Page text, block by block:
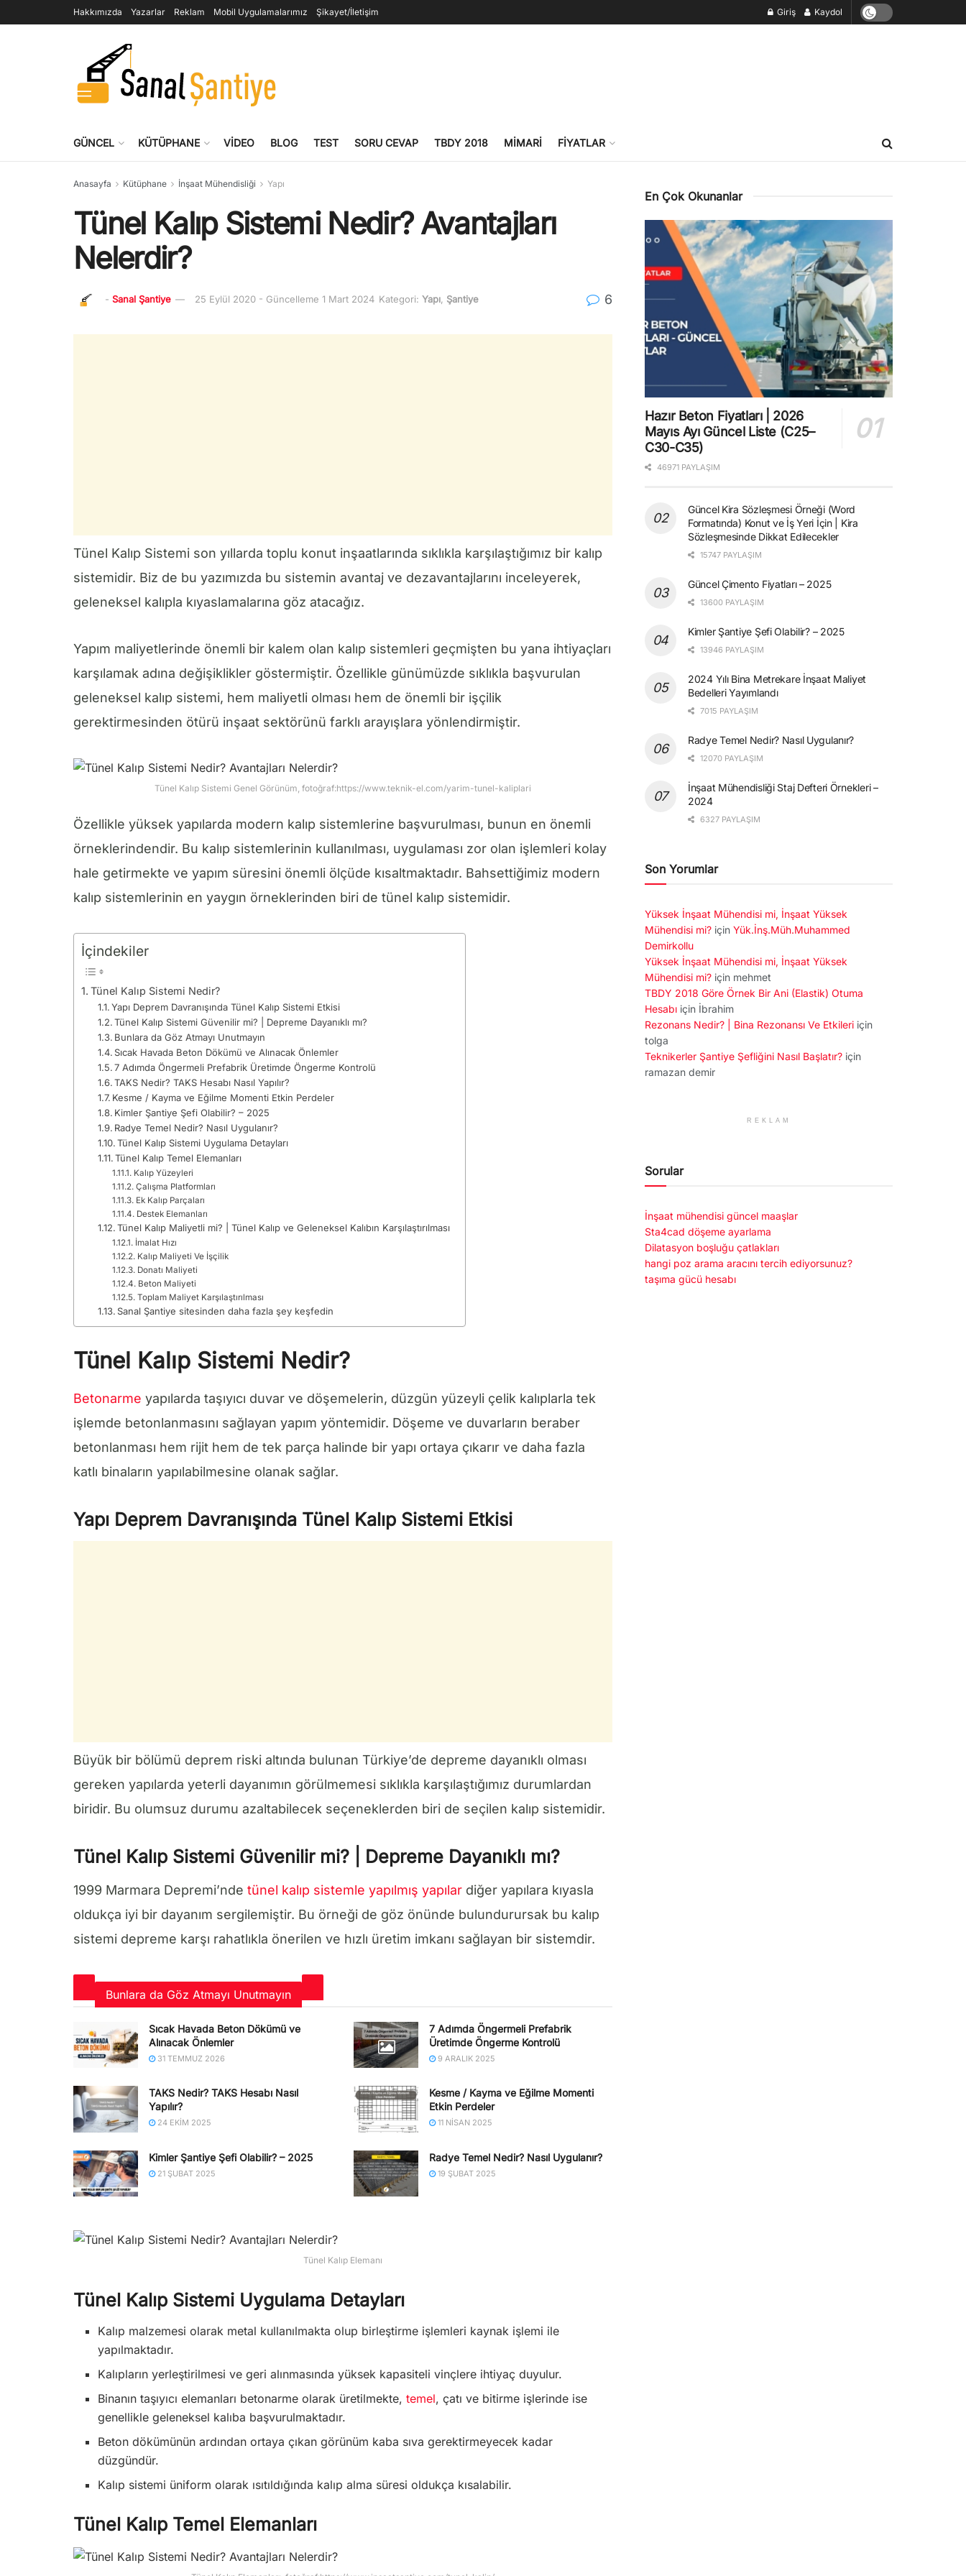
Hakkımızda Yazarlar Reklam Mobil Uygulamalarımız Şikayet/İletişim Giriş Kaydol
GÜNCEL KÜTÜPHANE VIDEO BLOG TEST SORU CEVAP TBDY 2018 MIMARI FIYATLAR
Anasayfa Kütüphane İnşaat Mühendisliği Yapı
Tünel Kalıp Sistemi Nedir? Avantajları
Nelerdir?
- Sanal Şantiye 25 Eylül 2020 - Güncelleme 1 Mart 2024 Kategori: Yapı, Şantiye 6
Tünel Kalıp Sistemi son yıllarda toplu konut inşaatlarında sıklıkla karşılaştığımız bir kalıp
sistemidir. Biz de bu yazımızda bu sistemin avantaj ve dezavantajlarını inceleyerek,
geleneksel kalıpla kıyaslamalarına göz atacağız.
Yapım maliyetlerinde önemli bir kalem olan kalıp sistemleri geçmişten bu yana ihtiyaçları
karşılamak adına değişiklikler göstermiştir. Özellikle günümüzde sıklıkla başvurulan
geleneksel kalıp sistemi, hem maliyetli olması hem de önemli bir işçilik
gerektirmesinden ötürü inşaat sektörünü farklı arayışlara yönlendirmiştir.
Tünel Kalıp Sistemi Genel Görünüm, fotoğraf:https://www.teknik-el.com/yarim-tunel-kaliplari
Özellikle yüksek yapılarda modern kalıp sistemlerine başvurulması, bunun en önemli
örneklerindendir. Bu kalıp sistemlerinin kullanılması, uygulaması zor olan işlemleri kolay
hale getirmekte ve yapım süresini önemli ölçüde kısaltmaktadır. Bahsettiğimiz modern
kalıp sistemlerinin en yaygın örneklerinden biri de tünel kalıp sistemidir.
İçindekiler
Tünel Kalıp Sistemi Nedir?
Yapı Deprem Davranışında Tünel Kalıp Sistemi Etkisi
Tünel Kalıp Sistemi Güvenilir mi? | Depreme Dayanıklı mı?
Bunlara da Göz Atmayı Unutmayın
Sıcak Havada Beton Dökümü ve Alınacak Önlemler
7 Adımda Öngermeli Prefabrik Üretimde Öngerme Kontrolü
TAKS Nedir? TAKS Hesabı Nasıl Yapılır?
Kesme / Kayma ve Eğilme Momenti Etkin Perdeler
Kimler Şantiye Şefi Olabilir? – 2025
Radye Temel Nedir? Nasıl Uygulanır?
Tünel Kalıp Sistemi Uygulama Detayları
Tünel Kalıp Temel Elemanları
Kalıp Yüzeyleri
Çalışma Platformları
Ek Kalıp Parçaları
Destek Elemanları
Tünel Kalıp Maliyetli mi? | Tünel Kalıp ve Geleneksel Kalıbın Karşılaştırılması
İmalat Hızı
Kalıp Maliyeti Ve İşçilik
Donatı Maliyeti
Beton Maliyeti
Toplam Maliyet Karşılaştırılması
Sanal Şantiye sitesinden daha fazla şey keşfedin
Tünel Kalıp Sistemi Nedir?
Betonarme yapılarda taşıyıcı duvar ve döşemelerin, düzgün yüzeyli çelik kalıplarla tek
işlemde betonlanmasını sağlayan yapım yöntemidir. Döşeme ve duvarların beraber
betonlanması hem rijit hem de tek parça halinde bir yapı ortaya çıkarır ve daha fazla
katlı binaların yapılabilmesine olanak sağlar.
Yapı Deprem Davranışında Tünel Kalıp Sistemi Etkisi
Büyük bir bölümü deprem riski altında bulunan Türkiye’de depreme dayanıklı olması
gereken yapılarda yeterli dayanımın görülmemesi sıklıkla karşılaştığımız durumlardan
biridir. Bu olumsuz durumu azaltabilecek seçeneklerden biri de seçilen kalıp sistemidir.
Tünel Kalıp Sistemi Güvenilir mi? | Depreme Dayanıklı mı?
1999 Marmara Depremi’nde tünel kalıp sistemle yapılmış yapılar diğer yapılara kıyasla
oldukça iyi bir dayanım sergilemiştir. Bu örneği de göz önünde bulundurursak bu kalıp
sistemi depreme karşı rahatlıkla önerilen ve hızlı üretim imkanı sağlayan bir sistemdir.
Bunlara da Göz Atmayı Unutmayın
Sıcak Havada Beton Dökümü ve
Alınacak Önlemler
31 TEMMUZ 2026
7 Adımda Öngermeli Prefabrik
Üretimde Öngerme Kontrolü
9 ARALIK 2025
TAKS Nedir? TAKS Hesabı Nasıl
Yapılır?
24 EKIM 2025
Kesme / Kayma ve Eğilme Momenti
Etkin Perdeler
11 NISAN 2025
Kimler Şantiye Şefi Olabilir? – 2025
21 ŞUBAT 2025
Radye Temel Nedir? Nasıl Uygulanır?
19 ŞUBAT 2025
Tünel Kalıp Elemanı
Tünel Kalıp Sistemi Uygulama Detayları
Kalıp malzemesi olarak metal kullanılmakta olup birleştirme işlemleri kaynak işlemi ile
yapılmaktadır.
Kalıpların yerleştirilmesi ve geri alınmasında yüksek kapasiteli vinçlere ihtiyaç duyulur.
Binanın taşıyıcı elemanları betonarme olarak üretilmekte,temel, çatı ve bitirme işlerinde ise
genellikle geleneksel kalıba başvurulmaktadır.
Beton dökümünün ardından ortaya çıkan görünüm kaba sıva gerektirmeyecek kadar
düzgündür.
Kalıp sistemi üniform olarak ısıtıldığında kalıp alma süresi oldukça kısalabilir.
Tünel Kalıp Temel Elemanları
En Çok Okunanlar
Hazır Beton Fiyatları | 2026
Mayıs Ayı Güncel Liste (C25–
C30-C35)
46971 PAYLAŞIM
Güncel Kira Sözleşmesi Örneği (Word
Formatında) Konut ve İş Yeri İçin | Kira
Sözleşmesinde Dikkat Edilecekler
15747 PAYLAŞIM
Güncel Çimento Fiyatları – 2025
13600 PAYLAŞIM
Kimler Şantiye Şefi Olabilir? – 2025
13946 PAYLAŞIM
2024 Yılı Bina Metrekare İnşaat Maliyet
Bedelleri Yayımlandı
7015 PAYLAŞIM
Radye Temel Nedir? Nasıl Uygulanır?
12070 PAYLAŞIM
İnşaat Mühendisliği Staj Defteri Örnekleri –
2024
6327 PAYLAŞIM
Son Yorumlar
Yüksek İnşaat Mühendisi mi, İnşaat Yüksek
Mühendisi mi? için Yük.İnş.Müh.Muhammed
Demirkollu
Yüksek İnşaat Mühendisi mi, İnşaat Yüksek
Mühendisi mi? için mehmet
TBDY 2018 Göre Örnek Bir Ani (Elastik) Otuma
Hesabı için İbrahim
Rezonans Nedir? | Bina Rezonansı Ve Etkileri için
tolga
Teknikerler Şantiye Şefliğini Nasıl Başlatır? için
ramazan demir
REKLAM
Sorular
İnşaat mühendisi güncel maaşlar
Sta4cad döşeme ayarlama
Dilatasyon boşluğu çatlakları
hangi poz arama aracını tercih ediyorsunuz?
taşıma gücü hesabı